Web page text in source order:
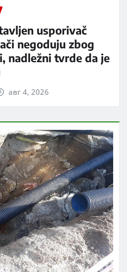
usporivač
negoduju zbog
nadležni tvrde da je
авг 4, 2026